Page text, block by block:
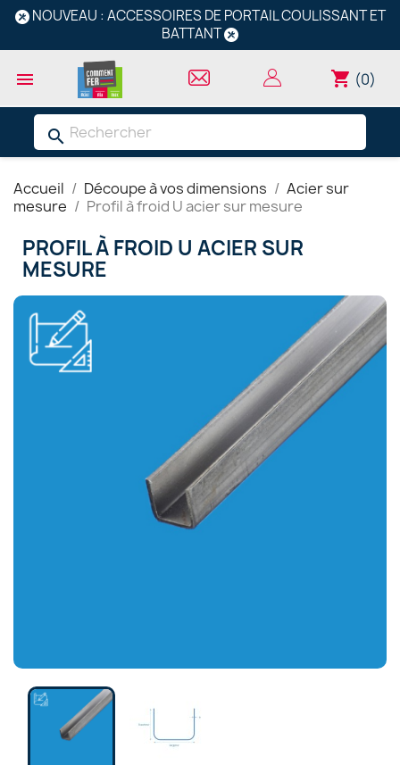
NOUVEAU : ACCESSOIRES DE PORTAIL COULISSANT ET
BATTANT
 shopping_cart (0)
search
Accueil Découpe à vos dimensions
Acier sur
mesure
Profil à froid U acier sur mesure
PROFIL À FROID U ACIER SUR
MESURE